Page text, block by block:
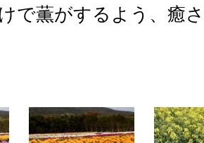
で薫がするよう、癒